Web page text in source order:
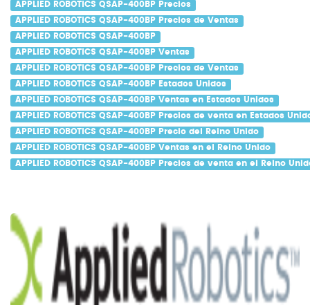
APPLIED ROBOTICS QSAP-400BP Precios
APPLIED ROBOTICS QSAP-400BP Precios de Ventas
APPLIED ROBOTICS QSAP-400BP
APPLIED ROBOTICS QSAP-400BP Ventas
APPLIED ROBOTICS QSAP-400BP Precios de Ventas
APPLIED ROBOTICS QSAP-400BP Estados Unidos
APPLIED ROBOTICS QSAP-400BP Ventas en Estados Unidos
APPLIED ROBOTICS QSAP-400BP Precios de venta en Estados
APPLIED ROBOTICS QSAP-400BP Precio del Reino Unido
APPLIED ROBOTICS QSAP-400BP Ventas en el Reino Unido
APPLIED ROBOTICS QSAP-400BP Precios de venta en el Reino